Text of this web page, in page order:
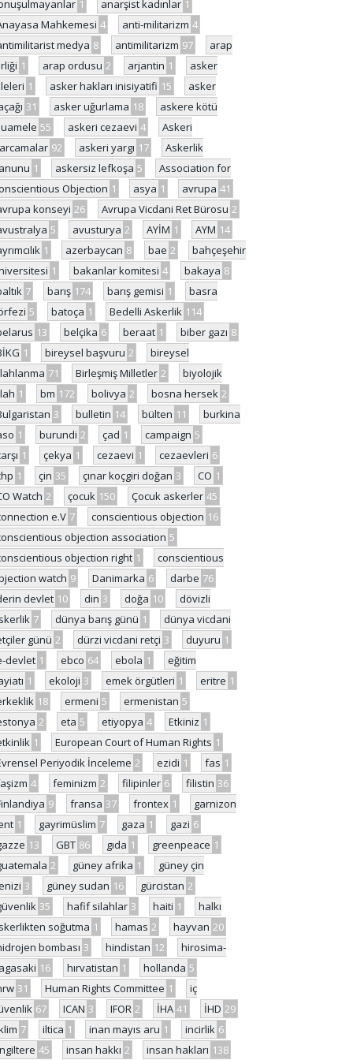
1 anarşist kadınlar 1
Mahkemesi 4 anti-militarizm 4
medya 8 antimilitarizm 97
arap
1 arap ordusu 2 arjantin 1
asker
1 asker hakları inisiyatifi 15
asker
31 asker uğurlama 18
askere kötü
55 askeri cezaevi 4
Askeri
92 askeri yargı 17
Askerlik
1 askersiz lefkoşa 5
Association for
Objection 1 asya 1 avrupa 41
konseyi 26 Avrupa Vicdani Ret Bürosu 2
5 avusturya 2 AYİM 1 AYM 14
1 azerbaycan 8 bae 2
bahçeşehir
1 bakanlar komitesi 4 bakaya 8
7 barış 174 barış gemisi 1
basra
5 batoça 1 Bedelli Askerlik 114
13 belçika 6 beraat 1 biber gazı 8
1 bireysel başvuru 2
bireysel
71 Birleşmiş Milletler 2
biyolojik
1 bm 172 bolivya 2 bosna hersek 2
3 bulletin 14 bülten 11
burkina
1 burundi 2 çad 1 campaign 5
1 çekya 1 cezaevi 1 cezaevleri 6
1 çin 35 çınar koçgiri doğan 3 CO 1
Watch 2 çocuk 150 Çocuk askerler 45
e.V 7 conscientious objection 16
objection association 5
objection right 1
conscientious
watch 9 Danimarka 6 darbe 76
devlet 10 din 3 doğa 10
dövizli
7 dünya barış günü 1
dünya vicdani
günü 2 dürzi vicdani retçi 3 duyuru 1
devlet 1 ebco 64 ebola 1
eğitim
1 ekoloji 3 emek örgütleri 1 eritre 1
18 ermeni 5 ermenistan 5
2 eta 5 etiyopya 4 Etkiniz 1
1 European Court of Human Rights 1
Periyodik İnceleme 2 ezidi 1 fas 1
4 feminizm 2 filipinler 6 filistin 36
9 fransa 37 frontex 1
garnizon
1 gayrimüslim 7 gaza 1 gazi 6
13 GBT 86 gıda 1 greenpeace 1
2 güney afrika 1
güney çin
3 güney sudan 16 gürcistan 2
35 hafif silahlar 3 haiti 1
halkı
soğutma 1 hamas 2 hayvan 20
bombası 3 hindistan 12
hirosima-
16 hırvatistan 1 hollanda 5
31 Human Rights Committee 1
iç
67 ICAN 3 IFOR 2 İHA 41 İHD 29
7 iltica 1 inan mayıs aru 1 incirlik 6
45 insan hakkı 2 insan hakları 138